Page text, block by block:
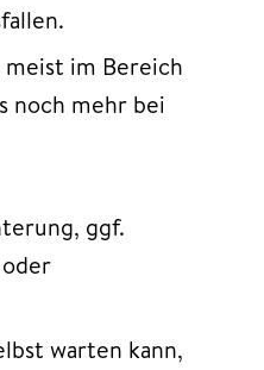
meist im Bereich
noch mehr bei
ggf.
warten kann,